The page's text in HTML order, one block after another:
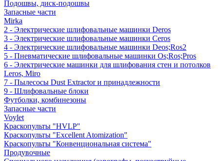
Подошвы, диск-подошвы
Запасные части
Mirka
2 - Электрические шлифовальные машинки Deros
3 - Электрические шлифовальные машинки Ceros
4 - Электрические шлифовальные машинки Deos;Ros2
5 - Пневматические шлифовальные машинки Os;Ros;Pros
6 - Электрические машинки для шлифования стен и потолков
Leros, Miro
7 - Пылесосы Dust Extractor и принадлежности
9 - Шлифовальные блоки
Футболки, комбинезоны
Запасные части
Voylet
Краскопульты "HVLP"
Краскопульты "Excellent Atomization"
Краскопульты "Конвенциональная система"
Продувочные